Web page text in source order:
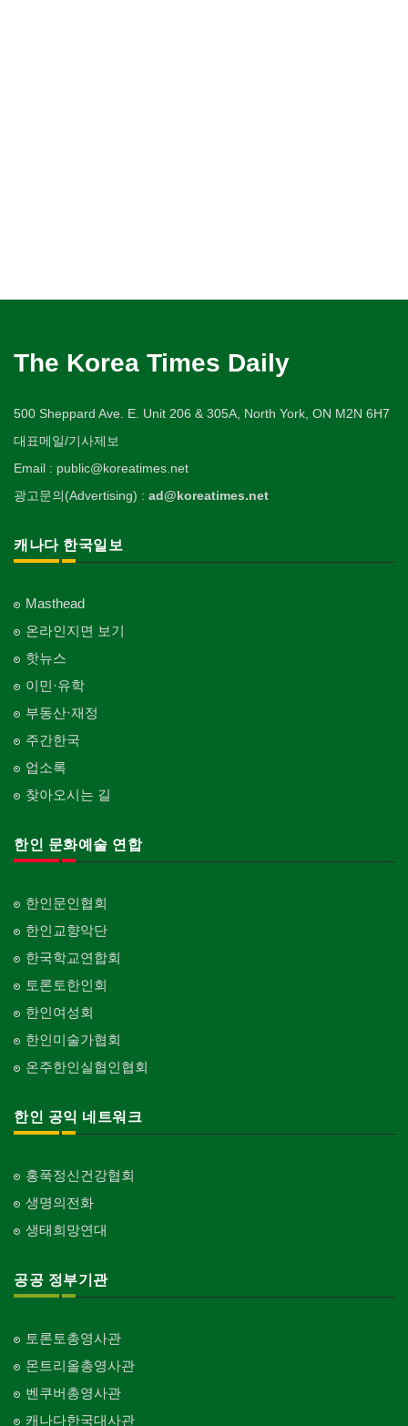
The Korea Times Daily
500 Sheppard Ave. E. Unit 206 & 305A, North York, ON M2N 6H7
대표메일/기사제보
Email : public@koreatimes.net
광고문의(Advertising) : ad@koreatimes.net
캐나다 한국일보
Masthead
온라인지면 보기
핫뉴스
이민·유학
부동산·재정
주간한국
업소록
찾아오시는 길
한인 문화예술 연합
한인문인협회
한인교향악단
한국학교연합회
토론토한인회
한인여성회
한인미술가협회
온주한인실협인협회
한인 공익 네트워크
홍푹정신건강협회
생명의전화
생태희망연대
공공 정부기관
토론토총영사관
몬트리올총영사관
벤쿠버총영사관
캐나다한국대사관